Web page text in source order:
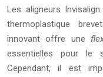
Les aligneurs
thermoplastique
innovant offre une
essentielles pour le
Cependant, il est